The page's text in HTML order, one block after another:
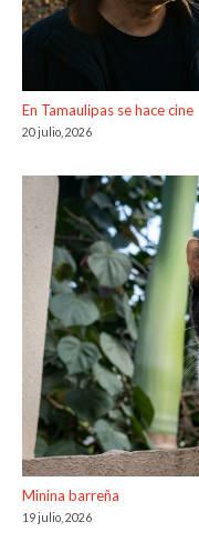
En Tamaulipas se hace cine
20 julio, 2026
Minina barreña
19 julio, 2026